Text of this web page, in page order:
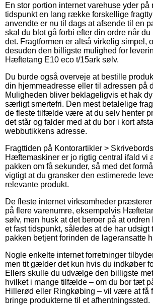
En stor portion internet varehuse yder
tidspunkt en lang række forskellige
anvendte er nu til dags at afsende til en
skal du blot gå forbi efter din ordre når
det. Fragtformen er altså virkelig simpel,
desuden den billigste mulighed for
Hæftetang E10 eco t/15ark sølv.
Du burde også overveje at bestille
din hjemmeadresse eller til adressen på
Muligheden bliver beklageligvis et hak
særligt smertefri. Den mest betalelige
de fleste tilfælde være at du selv henter
det står og falder med at du bor i kort
webbutikkens adresse.
Fragttiden på Kontorartikler >
Hæftemaskiner er jo rigtig central ifald vi
pakken om få sekunder, så med det
vigtigt at du gransker den estimerede
relevante produkt.
De fleste internet virksomheder
på flere varenumre, eksempelvis
sølv, men husk at det beroer på at
et fast tidspunkt, således at de har udsigt
pakken betjent forinden de lageransatte
Nogle enkelte internet forretninger
men tit gælder det kun hvis du indkøber
Ellers skulle du udvælge den billigste
hvilket i mange tilfælde – om du bor tæt
Hillerød eller Ringkøbing – vil være at få
bringe produkterne til et afhentningssted.